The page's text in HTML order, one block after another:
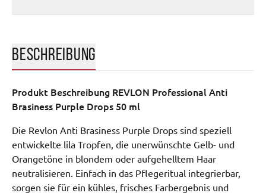
BESCHREIBUNG
Produkt Beschreibung REVLON Professional Anti
Brasiness Purple Drops 50 ml
Die Revlon Anti Brasiness Purple Drops sind speziell
entwickelte lila Tropfen, die unerwünschte Gelb- und
Orangetöne in blondem oder aufgehelltem Haar
neutralisieren. Einfach in das Pflegeritual integrierbar,
sorgen sie für ein kühles, frisches Farbergebnis und